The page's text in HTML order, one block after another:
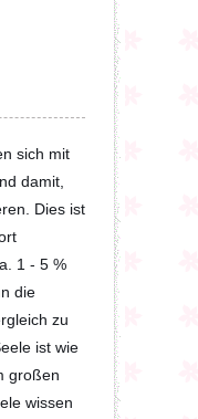
sich mit
damit,
Dies ist
1 - 5 %
die
zu
ist wie
großen
wissen